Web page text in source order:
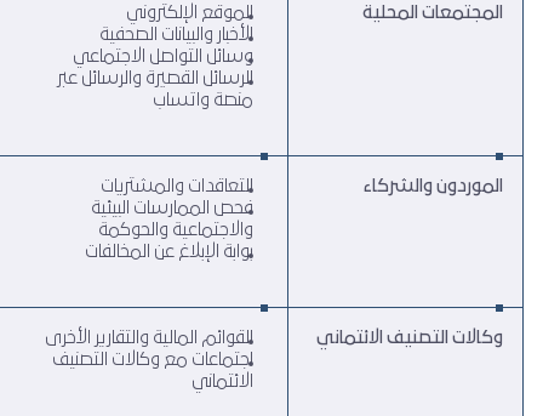
المجتمعات المحلية
الموقع الإلكتروني
الأخبار والبيانات الصحفية
وسائل التواصل الاجتماعي
الرسائل القصيرة والرسائل عبر
منصة واتساب
الموردون والشركاء
التعاقدات والمشتريات
فحص الممارسات البيئية
والاجتماعية والحوكمة
بوابة الإبلاغ عن المخالفات
وكالات التصنيف الائتماني
القوائم المالية والتقارير الأخرى
اجتماعات مع وكالات التصنيف
الائتماني